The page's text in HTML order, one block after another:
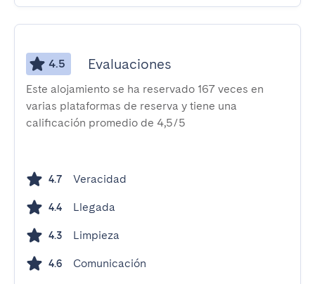
4.5 Evaluaciones
Este alojamiento se ha reservado 167 veces en
varias plataformas de reserva y tiene una
calificación promedio de 4,5/5
4.7 Veracidad
4.4 Llegada
4.3 Limpieza
4.6 Comunicación